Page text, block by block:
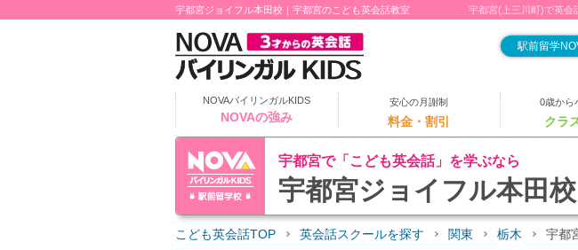
宇都宮ジョイフル本田校｜宇都宮のこども英会話教室 宇都宮(上三川町)で英会
駅前留学
NOVAバイリンガルKIDS
NOVAの強み
安心の月謝制
料金・割引
0歳から
クラ
宇都宮ジョイフル本田校
宇都宮で「こども英会話」を学ぶなら
こども英会話TOP 英会話スクールを探す 関東 栃木 宇都